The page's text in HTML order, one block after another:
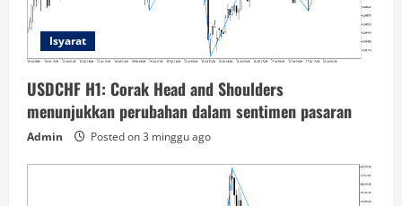
Isyarat
USDCHF H1: Corak Head and Shoulders
menunjukkan perubahan dalam sentimen pasaran
Admin Posted on 3 minggu ago